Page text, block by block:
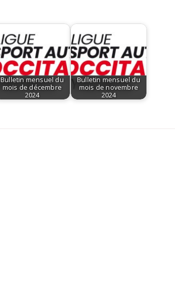
Bulletin mensuel du
mois de décembre
2024
Bulletin mensuel du
mois de novembre
2024